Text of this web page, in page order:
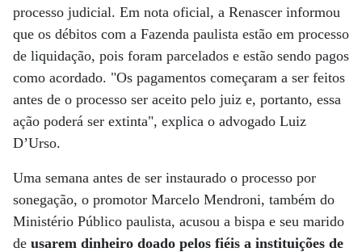
processo judicial. Em nota oficial, a Renascer informou
que os débitos com a Fazenda paulista estão em processo
de liquidação, pois foram parcelados e estão sendo pagos
como acordado. "Os pagamentos começaram a ser feitos
antes de o processo ser aceito pelo juiz e, portanto, essa
ação poderá ser extinta", explica o advogado Luiz
D’Urso.
Uma semana antes de ser instaurado o processo por
sonegação, o promotor Marcelo Mendroni, também do
Ministério Público paulista, acusou a bispa e seu marido
de usarem dinheiro doado pelos fiéis a instituições de